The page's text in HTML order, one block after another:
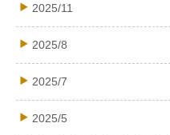
2025/11
2025/8
2025/7
2025/5